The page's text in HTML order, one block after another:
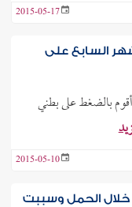
2015-05-17
السابع على
بالضغط على بطني
2015-05-10
خلال الحمل وسببت